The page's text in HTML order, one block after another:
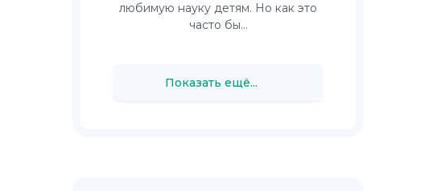
любимую науку детям. Но как это
часто бы...
Показать ещё...